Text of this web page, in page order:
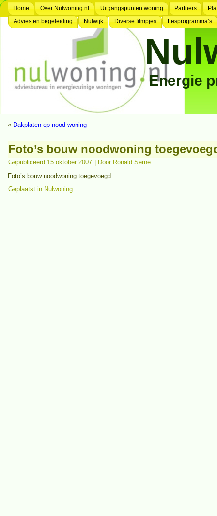
Home Over Nulwoning.nl Uitgangspunten woning Partners
Advies en begeleiding
Nulwijk Diverse filmpjes Lesprogramma’s
Energie
« Dakplaten op nood woning
Foto’s bouw noodwoning
Gepubliceerd 15 oktober 2007 Door Ronald Serné
Foto’s bouw noodwoning toegevoegd.
Geplaatst in Nulwoning